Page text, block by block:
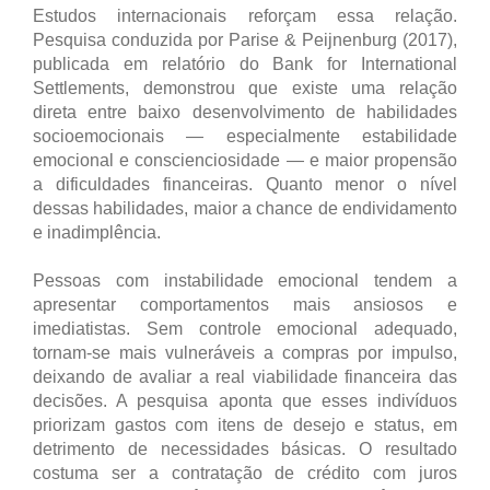
Estudos internacionais reforçam essa relação.
Pesquisa conduzida por Parise & Peijnenburg (2017),
publicada em relatório do Bank for International
Settlements, demonstrou que existe uma relação
direta entre baixo desenvolvimento de habilidades
socioemocionais — especialmente estabilidade
emocional e conscienciosidade — e maior propensão
a dificuldades financeiras. Quanto menor o nível
dessas habilidades, maior a chance de endividamento
e inadimplência.
Pessoas com instabilidade emocional tendem a
apresentar comportamentos mais ansiosos e
imediatistas. Sem controle emocional adequado,
tornam-se mais vulneráveis a compras por impulso,
deixando de avaliar a real viabilidade financeira das
decisões. A pesquisa aponta que esses indivíduos
priorizam gastos com itens de desejo e status, em
detrimento de necessidades básicas. O resultado
costuma ser a contratação de crédito com juros